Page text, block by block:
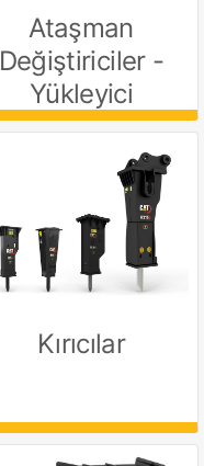
Ataşman
Değiştiriciler -
Yükleyici
Kırıcılar